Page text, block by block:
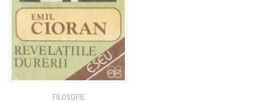
FILOSOFIE